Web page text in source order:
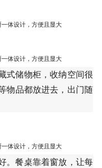
体设计，方便且显大
体设计，方便且显大
式储物柜，收纳空间很
物品都放进去，出门随
体设计，方便且显大
。餐桌靠着窗放，让每